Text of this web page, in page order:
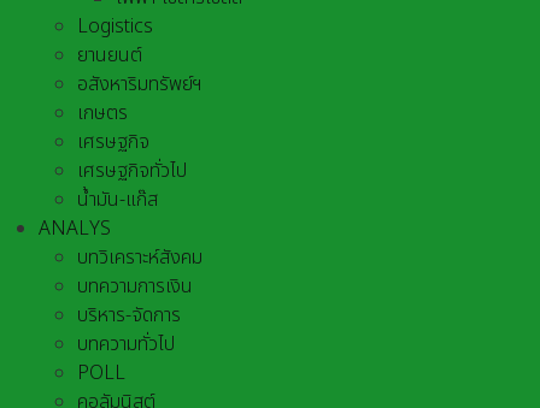
Logistics
ยานยนต์
อสังหาริมทรัพย์ฯ
เกษตร
เศรษฐกิจ
เศรษฐกิจทั่วไป
น้ำมัน-แก๊ส
ANALYS
บทวิเคราะห์สังคม
บทความการเงิน
บริหาร-จัดการ
บทความทั่วไป
POLL
คอลัมนิสต์